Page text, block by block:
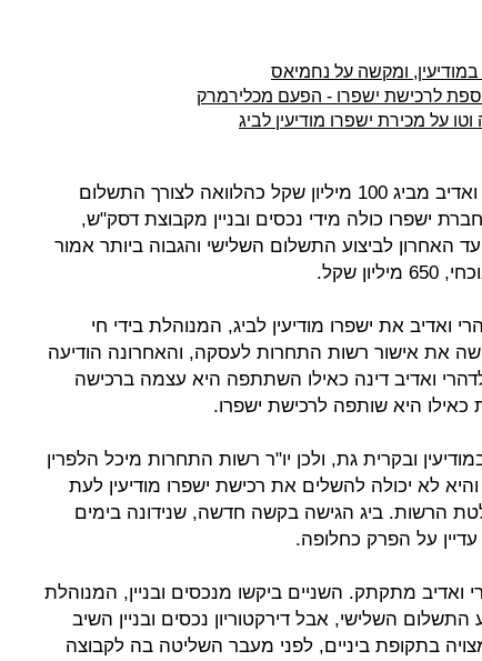
ומקשה על נחמיאס
לרכישת ישפרו - הפעם מכלירמרק
על מכירת ישפרו מודיעין לביג
כחלק מהעסקה, קיבלו דהרי ואדיב מביג 100 מיליון שקל כהלוואה לצורך התשלום
ישפרו כולה מידי נכסים ובניין מקבוצת דסק"ש,
שקל. המועד האחרון לביצוע התשלום השלישי והגבוה ביותר אמור
שקל.
ואדיב את ישפרו מודיעין לביג, המנוהלת בידי חי
את אישור רשות התחרות לעסקה, והאחרונה הודיעה
ואדיב דינה כאילו השתתפה היא עצמה ברכישה
כאילו היא שותפה לרכישת ישפרו.
ובקרית גת, ולכן יו"ר רשות התחרות מיכל הלפרין
לא יכולה להשלים את רכישת ישפרו מודיעין לעת
הרשות. ביג הגישה בקשה חדשה, שנידונה בימים
על הפרק כחלופה.
ואדיב מתקתק. השניים ביקשו מנכסים ובניין, המנוהלת
התשלום השלישי, אבל דירקטוריון נכסים ובניין השיב
בתקופת ביניים, לפני מעבר השליטה בה לקבוצה